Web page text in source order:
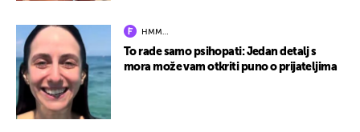
HMM…
To rade samo psihopati: Jedan detalj s
mora može vam otkriti puno o prijateljima